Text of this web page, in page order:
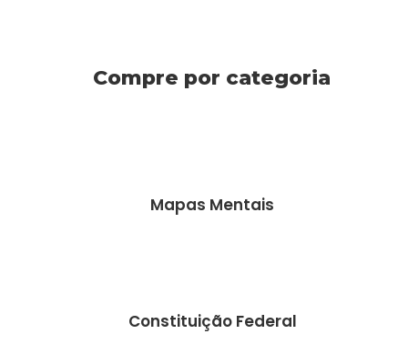
Compre por categoria
Mapas Mentais
Constituição Federal